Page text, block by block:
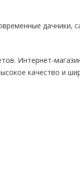
дачники,
Интернет-
качество и